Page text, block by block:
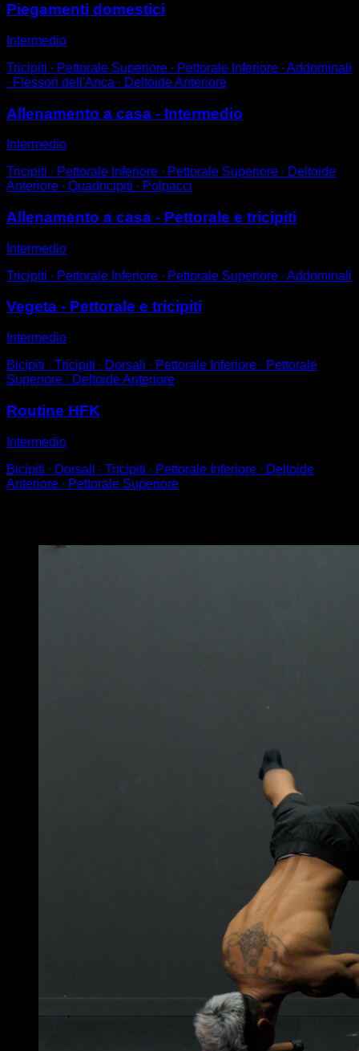
Piegamenti domestici
Intermedio
Tricipiti ∙ Pettorale Superiore ∙ Pettorale Inferiore ∙ Addominali
∙ Flessori dell'Anca ∙ Deltoide Anteriore
Allenamento a casa - Intermedio
Intermedio
Tricipiti ∙ Pettorale Inferiore ∙ Pettorale Superiore ∙ Deltoide
Anteriore ∙ Quadricipiti ∙ Polpacci
Allenamento a casa - Pettorale e tricipiti
Intermedio
Tricipiti ∙ Pettorale Inferiore ∙ Pettorale Superiore ∙ Addominali
Vegeta - Pettorale e tricipiti
Intermedio
Bicipiti ∙ Tricipiti ∙ Dorsali ∙ Pettorale Inferiore ∙ Pettorale
Superiore ∙ Deltoide Anteriore
Routine HFK
Intermedio
Bicipiti ∙ Dorsali ∙ Tricipiti ∙ Pettorale Inferiore ∙ Deltoide
Anteriore ∙ Pettorale Superiore